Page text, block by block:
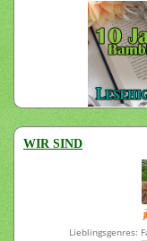
WIR SIND
Lieblingsgenres: